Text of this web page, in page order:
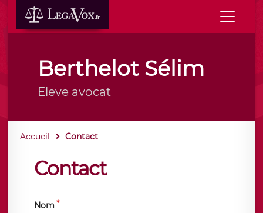
Berthelot Sélim
Eleve avocat
Accueil Contact
Contact
Nom